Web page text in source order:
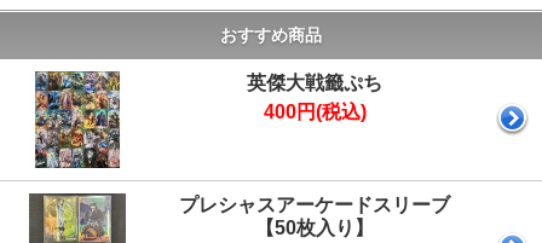
おすすめ商品
英傑大戦籤ぷち
400円(税込)
プレシャスアーケードスリーブ
【50枚入り】